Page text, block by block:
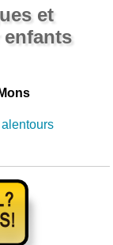
et